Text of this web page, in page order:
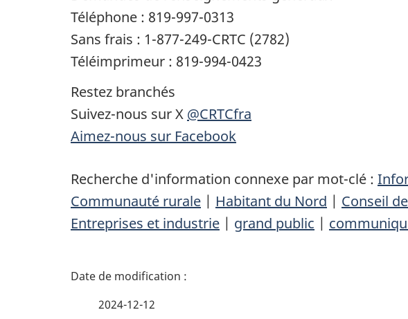
Téléphone : 819-997-0313
Sans frais : 1-877-249-CRTC (2782)
Téléimprimeur : 819-994-0423
Restez branchés
Suivez-nous sur X @CRTCfra
Aimez-nous sur Facebook
Recherche d'information connexe par mot-clé :
Communauté rurale | Habitant du Nord | Conseil
Entreprises et industrie | grand public |
D
2024-12-12